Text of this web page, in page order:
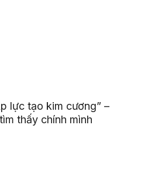
lực tạo kim cương” –
thấy chính mình